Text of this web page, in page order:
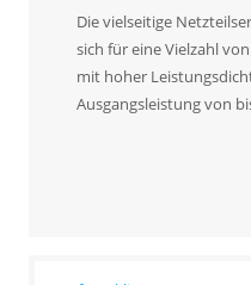
Die vielseitige
sich für eine Vielzahl
mit hoher
Ausgangsleistung von